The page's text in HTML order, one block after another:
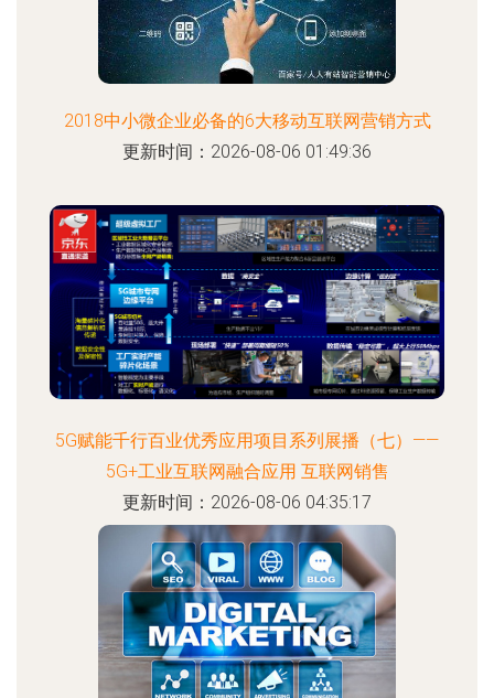
2018中小微企业必备的6大移动互联网营销方式
更新时间：2026-08-06 01:49:36
5G赋能千行百业优秀应用项目系列展播（七）——
5G+工业互联网融合应用 互联网销售
更新时间：2026-08-06 04:35:17